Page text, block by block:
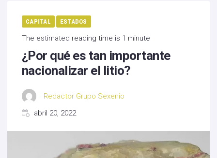
CAPITAL ESTADOS
The estimated reading time is 1 minute
¿Por qué es tan importante
nacionalizar el litio?
Redactor Grupo Sexenio
abril 20, 2022